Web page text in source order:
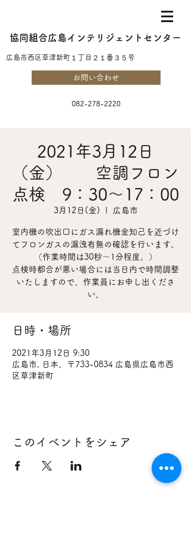
協同組合広島インテリジェントセンター
​広島市西区草津新町１丁目２１番３５号
お問い合わせ
082-278-2220
2021年3月12日
（金） 空調フロン
点検 9：30～17：00
3月12日(金) 広島市
室内機の吹出口にガス漏れ機金知己を近づけ
てフロンガスの漏洩有無の確認を行います。
（作業時間は30秒～1分程度。）
点検時都合が悪い場合には当日内で時間調整
いたしますので、作業員にお申し出くださ
い。
日時・場所
2021年3月12日 9:30
広島市, 日本、〒733-0834 広島県広島市西
区草津新町
このイベントをシェア